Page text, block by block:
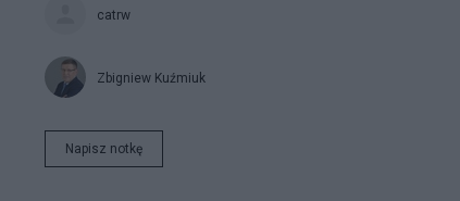
catrw
Zbigniew Kuźmiuk
Napisz notkę